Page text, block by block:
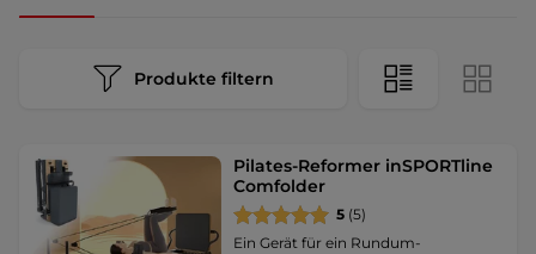
Produkte filtern
Pilates-Reformer inSPORTline
Comfolder
5 (5)
Ein Gerät für ein Rundum-